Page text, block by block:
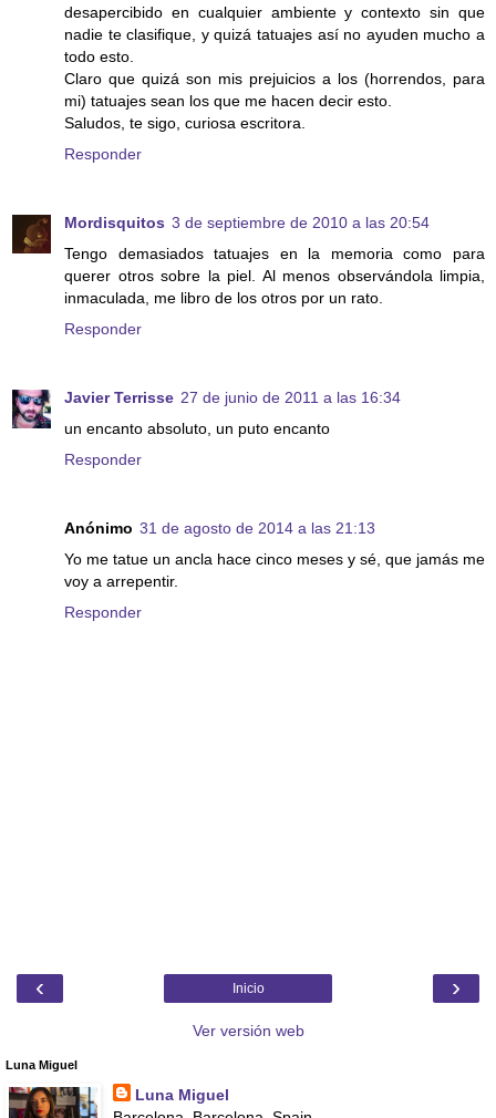
desapercibido en cualquier ambiente y contexto sin que
nadie te clasifique, y quizá tatuajes así no ayuden mucho a
todo esto.
Claro que quizá son mis prejuicios a los (horrendos, para
mi) tatuajes sean los que me hacen decir esto.
Saludos, te sigo, curiosa escritora.
Responder
Mordisquitos 3 de septiembre de 2010 a las 20:54
Tengo demasiados tatuajes en la memoria como para
querer otros sobre la piel. Al menos observándola limpia,
inmaculada, me libro de los otros por un rato.
Responder
Javier Terrisse 27 de junio de 2011 a las 16:34
un encanto absoluto, un puto encanto
Responder
Anónimo 31 de agosto de 2014 a las 21:13
Yo me tatue un ancla hace cinco meses y sé, que jamás me
voy a arrepentir.
Responder
‹ ›
Inicio
Ver versión web
Luna Miguel
Luna Miguel